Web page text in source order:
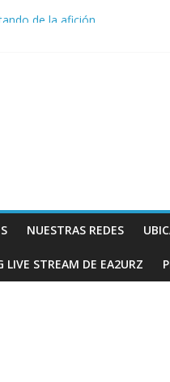
de la afición.
NUESTRAS REDES
LIVE STREAM DE EA2URZ